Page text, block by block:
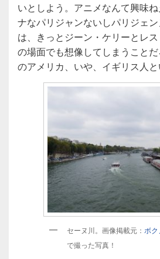
いとしよう。アニメなんて興味
ナなパリジャンないしパリジェ
は、きっとジーン・ケリーとレ
の場面でも想像してしまうこと
のアメリカ、いや、イギリス人と
セーヌ川。画像掲載元： ボク
で撮った写真！